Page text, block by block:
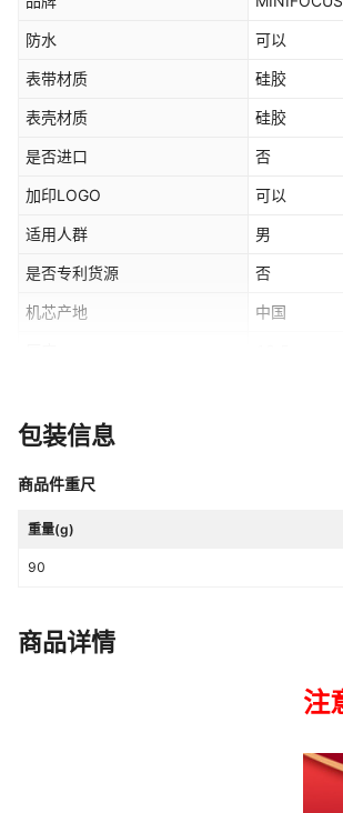
防水 可以
表带材质 硅胶
表壳材质 硅胶
是否进口 否
加印LOGO 可以
适用人群 男
是否专利货源 否
机芯产地 中国
表扣款式
是否跨境出口专供货源
29.6mm
包装信息
商品件重尺
重量(g)
90
商品详情